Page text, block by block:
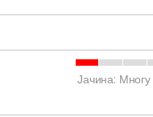
Јачина: